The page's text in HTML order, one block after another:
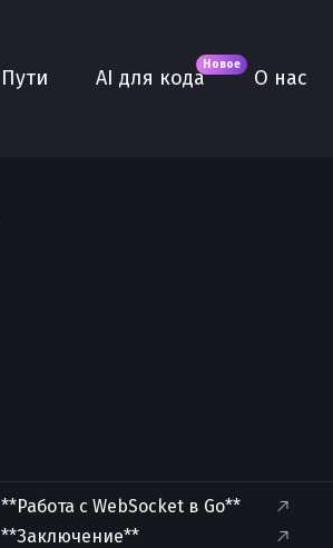
Пути AI для кода
Новое
О нас
**Работа с WebSocket в Go**
**Заключение**